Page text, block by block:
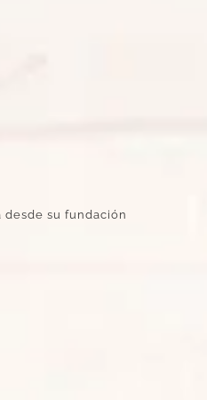
desde su fundación